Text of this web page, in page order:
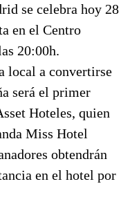
se celebra hoy 28
en el Centro
20:00h.
local a convertirse
será el primer
Hoteles, quien
Miss Hotel
obtendrán
en el hotel por